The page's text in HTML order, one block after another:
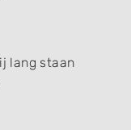
lang staan